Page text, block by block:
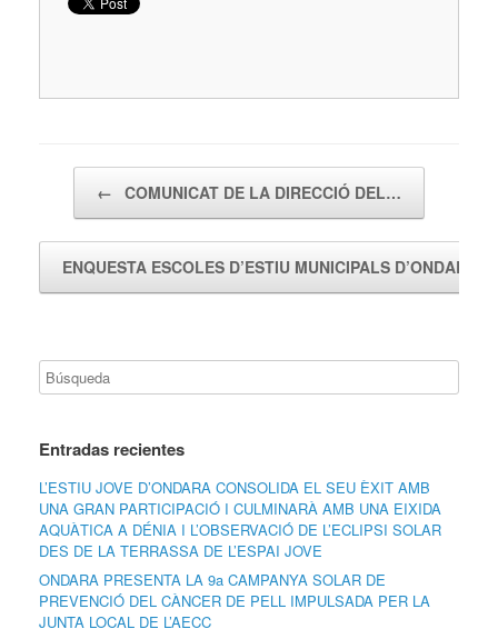
← COMUNICAT DE LA DIRECCIÓ DEL…
ENQUESTA ESCOLES D’ESTIU MUNICIPALS D’ONDARA…
Entradas recientes
L’ESTIU JOVE D’ONDARA CONSOLIDA EL SEU ÈXIT AMB
UNA GRAN PARTICIPACIÓ I CULMINARÀ AMB UNA EIXIDA
AQUÀTICA A DÉNIA I L’OBSERVACIÓ DE L’ECLIPSI SOLAR
DES DE LA TERRASSA DE L’ESPAI JOVE
ONDARA PRESENTA LA 9a CAMPANYA SOLAR DE
PREVENCIÓ DEL CÀNCER DE PELL IMPULSADA PER LA
JUNTA LOCAL DE L’AECC